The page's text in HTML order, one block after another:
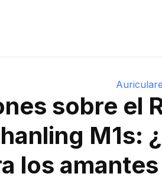
sobre el
M1s:
los